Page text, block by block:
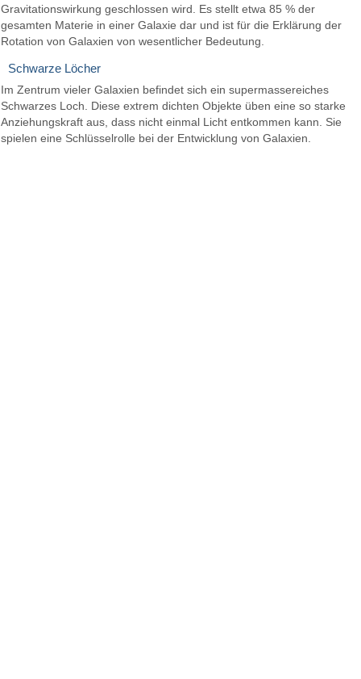
Gravitationswirkung geschlossen wird. Es stellt etwa 85 % der
gesamten Materie in einer Galaxie dar und ist für die Erklärung der
Rotation von Galaxien von wesentlicher Bedeutung.
Schwarze Löcher
Im Zentrum vieler Galaxien befindet sich ein supermassereiches
Schwarzes Loch. Diese extrem dichten Objekte üben eine so starke
Anziehungskraft aus, dass nicht einmal Licht entkommen kann. Sie
spielen eine Schlüsselrolle bei der Entwicklung von Galaxien.